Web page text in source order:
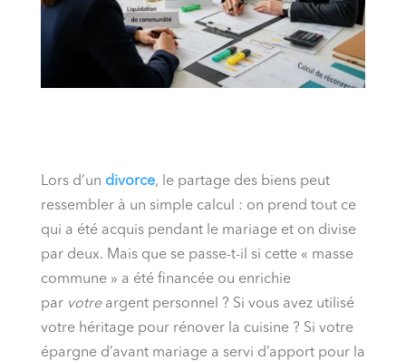
Lors d’un divorce, le partage des biens peut
ressembler à un simple calcul : on prend tout ce
qui a été acquis pendant le mariage et on divise
par deux. Mais que se passe-t-il si cette « masse
commune » a été financée ou enrichie
par votreargent personnel ? Si vous avez utilisé
votre héritage pour rénover la cuisine ? Si votre
épargne d’avant mariage a servi d’apport pour la